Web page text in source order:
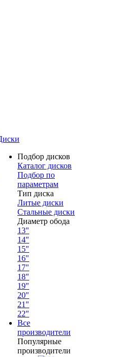
Подбор дисков
Каталог дисков
Подбор по
параметрам
Тип диска
Литые диски
Стальные диски
Диаметр обода
13"
14"
15"
16"
17"
18"
19"
20"
21"
22"
Все
производители
Популярные
производители